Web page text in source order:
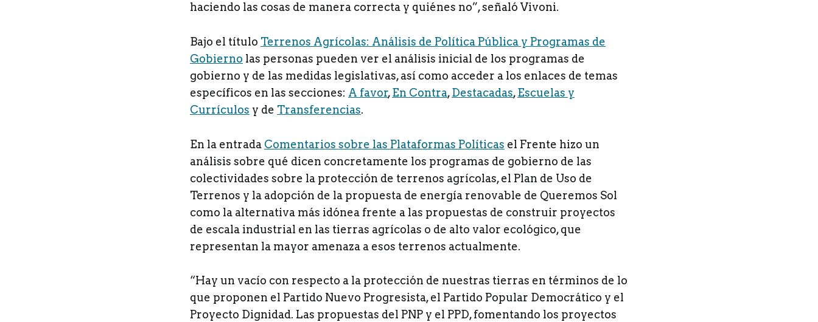
haciendo las cosas de manera correcta y quiénes no”, señaló Vivoni.
Bajo el título Terrenos Agrícolas: Análisis de Política Pública y Programas de
Gobierno las personas pueden ver el análisis inicial de los programas de
gobierno y de las medidas legislativas, así como acceder a los enlaces de temas
específicos en las secciones: A favor,En Contra,Destacadas,Escuelas y
Currículos y de Transferencias.
En la entrada Comentarios sobre las Plataformas Políticas el Frente hizo un
análisis sobre qué dicen concretamente los programas de gobierno de las
colectividades sobre la protección de terrenos agrícolas, el Plan de Uso de
Terrenos y la adopción de la propuesta de energía renovable de Queremos Sol
como la alternativa más idónea frente a las propuestas de construir proyectos
de escala industrial en las tierras agrícolas o de alto valor ecológico, que
representan la mayor amenaza a esos terrenos actualmente.
“Hay un vacío con respecto a la protección de nuestras tierras en términos de lo
que proponen el Partido Nuevo Progresista, el Partido Popular Democrático y el
Proyecto Dignidad. Las propuestas del PNP y el PPD, fomentando los proyectos